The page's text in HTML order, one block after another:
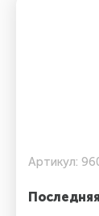
Артикул: